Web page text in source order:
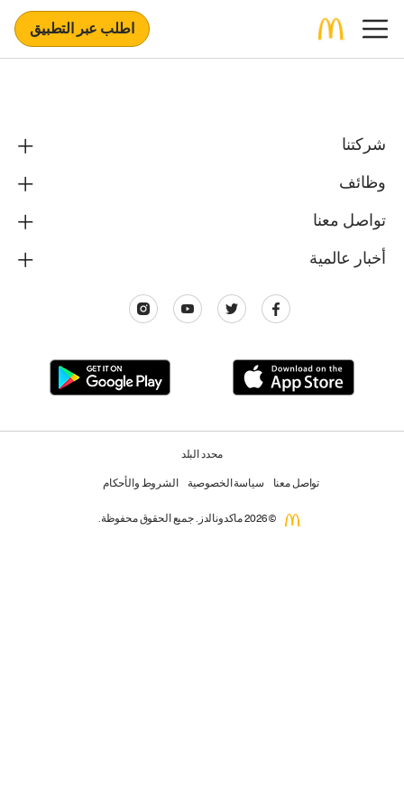
اطلب عبر التطبيق
شركتنا
وظائف
تواصل معنا
أخبار عالمية
محدد البلد
تواصل معنا سياسة الخصوصية الشروط والأحكام
© 2026 ماكدونالدز. جميع الحقوق محفوظة.